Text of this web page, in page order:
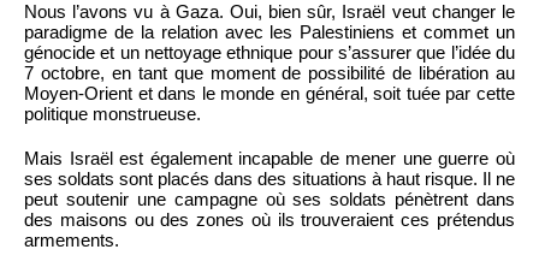
Nous l’avons vu à Gaza. Oui, bien sûr, Israël veut changer le
paradigme de la relation avec les Palestiniens et commet un
génocide et un nettoyage ethnique pour s’assurer que l’idée du
7 octobre, en tant que moment de possibilité de libération au
Moyen-Orient et dans le monde en général, soit tuée par cette
politique monstrueuse.
Mais Israël est également incapable de mener une guerre où
ses soldats sont placés dans des situations à haut risque. Il ne
peut soutenir une campagne où ses soldats pénètrent dans
des maisons ou des zones où ils trouveraient ces prétendus
armements.